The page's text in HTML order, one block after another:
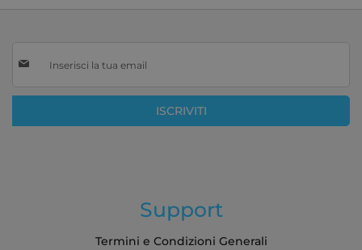
alla
Newsletter:
ISCRIVITI
Support
Termini e Condizioni Generali